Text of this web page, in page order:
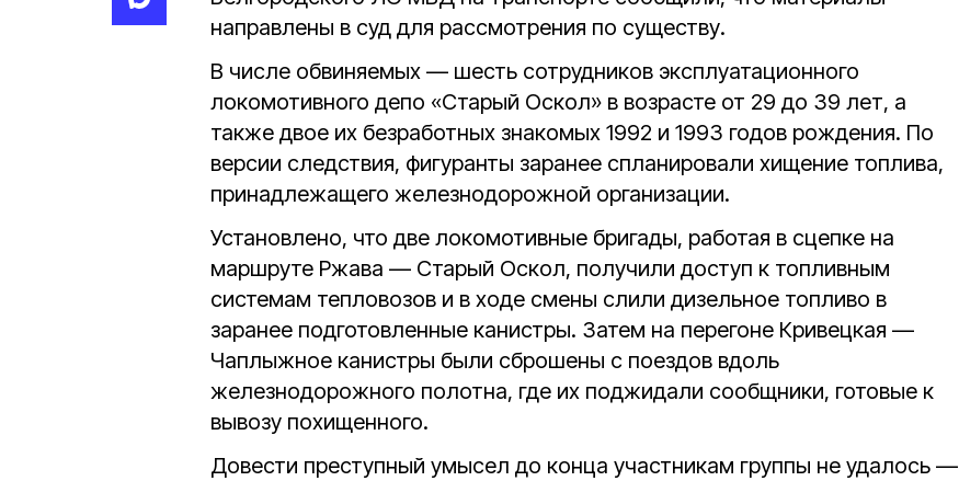
направлены в суд для рассмотрения по существу.
В числе обвиняемых — шесть сотрудников эксплуатационного
локомотивного депо «Старый Оскол» в возрасте от 29 до 39 лет, а
также двое их безработных знакомых 1992 и 1993 годов рождения. По
версии следствия, фигуранты заранее спланировали хищение топлива,
принадлежащего железнодорожной организации.
Установлено, что две локомотивные бригады, работая в сцепке на
маршруте Ржава — Старый Оскол, получили доступ к топливным
системам тепловозов и в ходе смены слили дизельное топливо в
заранее подготовленные канистры. Затем на перегоне Кривецкая —
Чаплыжное канистры были сброшены с поездов вдоль
железнодорожного полотна, где их поджидали сообщники, готовые к
вывозу похищенного.
Довести преступный умысел до конца участникам группы не удалось —